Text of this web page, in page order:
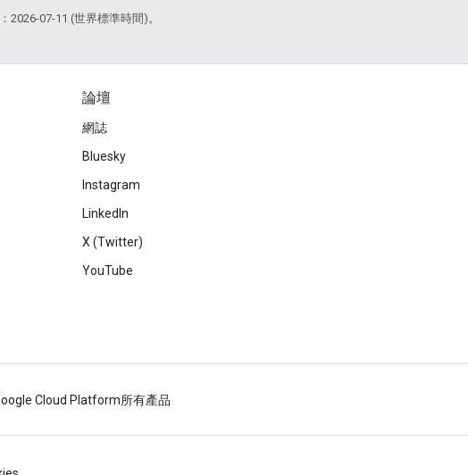
2026-07-11 (世界標準時間)。
論壇
網誌
Bluesky
Instagram
LinkedIn
X (Twitter)
YouTube
Cloud Platform所有產品